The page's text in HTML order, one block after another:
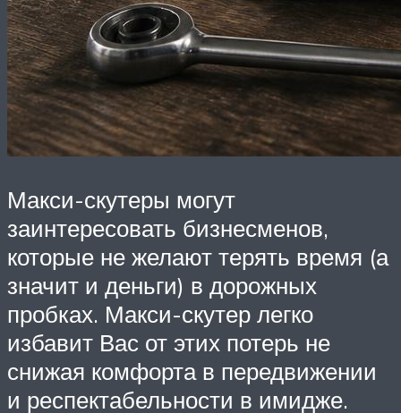
Макси-скутеры могут
заинтересовать бизнесменов,
которые не желают терять время (а
значит и деньги) в дорожных
пробках. Макси-скутер легко
избавит Вас от этих потерь не
снижая комфорта в передвижении
и респектабельности в имидже.